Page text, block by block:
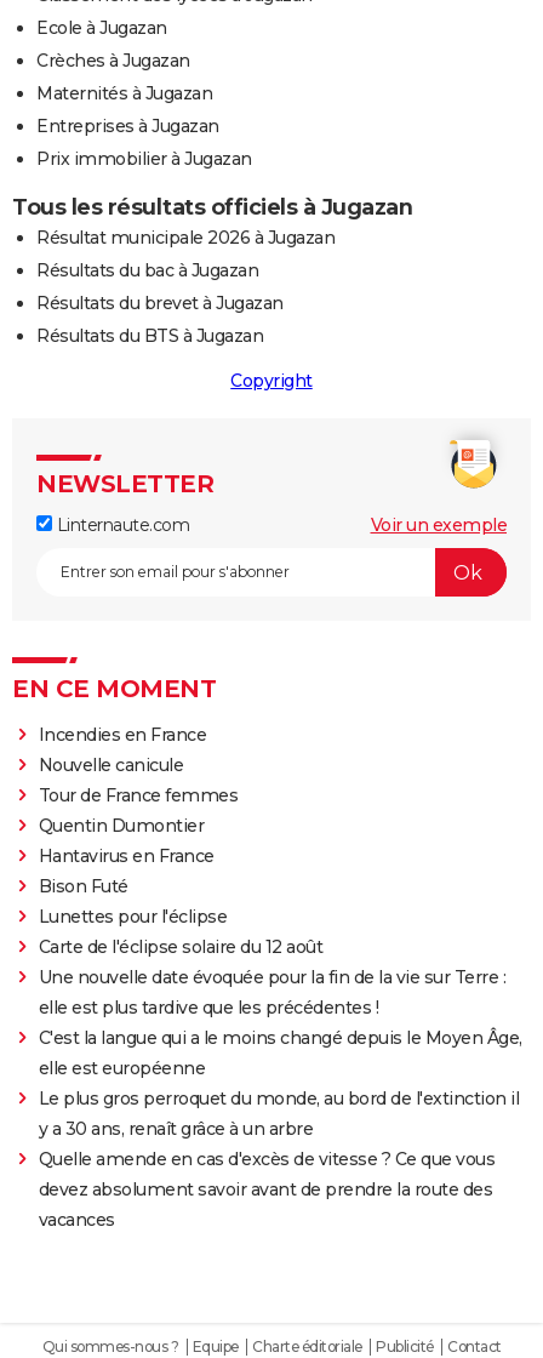
Ecole à Jugazan
Crèches à Jugazan
Maternités à Jugazan
Entreprises à Jugazan
Prix immobilier à Jugazan
Tous les résultats officiels à Jugazan
Résultat municipale 2026 à Jugazan
Résultats du bac à Jugazan
Résultats du brevet à Jugazan
Résultats du BTS à Jugazan
Copyright
NEWSLETTER
Linternaute.com Voir un exemple
EN CE MOMENT
Incendies en France
Nouvelle canicule
Tour de France femmes
Quentin Dumontier
Hantavirus en France
Bison Futé
Lunettes pour l'éclipse
Carte de l'éclipse solaire du 12 août
Une nouvelle date évoquée pour la fin de la vie sur Terre :
elle est plus tardive que les précédentes !
C'est la langue qui a le moins changé depuis le Moyen Âge,
elle est européenne
Le plus gros perroquet du monde, au bord de l'extinction il
y a 30 ans, renaît grâce à un arbre
Quelle amende en cas d'excès de vitesse ? Ce que vous
devez absolument savoir avant de prendre la route des
vacances
Qui sommes-nous ? Equipe Charte éditoriale Publicité Contact